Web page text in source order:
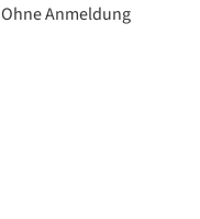
Ohne Anmeldung